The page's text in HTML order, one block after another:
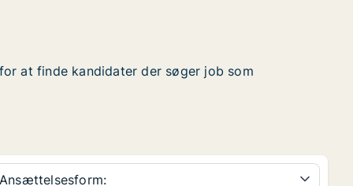
at finde kandidater der søger job som
Ansættelsesform: